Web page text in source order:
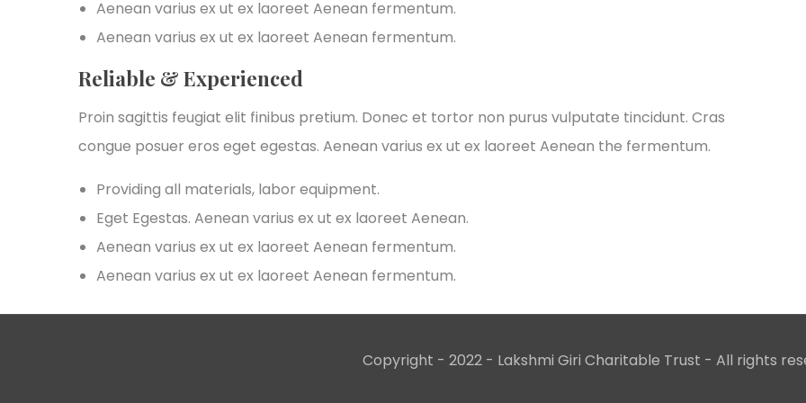
Aenean varius ex ut ex laoreet Aenean fermentum.
Aenean varius ex ut ex laoreet Aenean fermentum.
Reliable & Experienced
Proin sagittis feugiat elit finibus pretium. Donec et tortor non purus vulputate tincidunt. Cras
congue posuer eros eget egestas. Aenean varius ex ut ex laoreet Aenean the fermentum.
Providing all materials, labor equipment.
Eget Egestas. Aenean varius ex ut ex laoreet Aenean.
Aenean varius ex ut ex laoreet Aenean fermentum.
Aenean varius ex ut ex laoreet Aenean fermentum.
Copyright - 2022 - Lakshmi Giri Charitable Trust - All rights